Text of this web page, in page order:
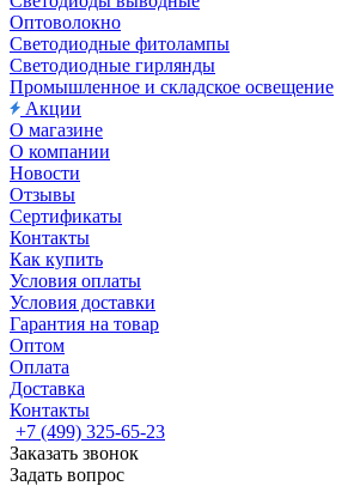
Оптоволокно
Светодиодные фитолампы
Светодиодные гирлянды
Промышленное и складское освещение
Акции
О магазине
О компании
Новости
Отзывы
Сертификаты
Контакты
Как купить
Условия оплаты
Условия доставки
Гарантия на товар
Оптом
Оплата
Доставка
Контакты
+7 (499) 325-65-23
Заказать звонок
Задать вопрос